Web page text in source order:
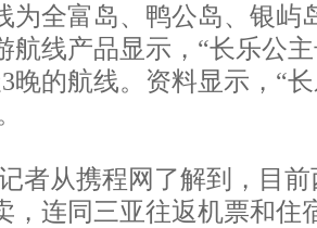
为全富岛、鸭公岛、银屿
航线产品显示，“长乐公
晚的航线。资料显示，“
者从携程网了解到，目
，连同三亚往返机票和住